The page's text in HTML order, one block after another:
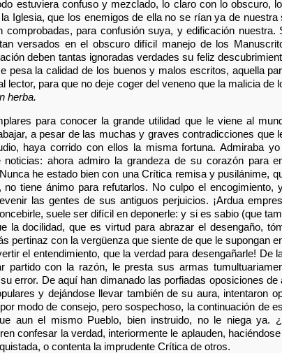
estuviera confuso y mezclado, lo claro con lo obscuro,
Iglesia, que los enemigos de ella no se rían ya de
comprobadas, para confusión suya, y edificación
versados en el obscuro difícil manejo de los
deben tantas ignoradas verdades su feliz
pesa la calidad de los buenos y malos escritos, aquella
lector, para que no deje coger del veneno que la malicia de
herba.
para conocer la grande utilidad que le viene al
a pesar de las muchas y graves contradicciones
haya corrido con ellos la misma fortuna. Admiraba
noticias: ahora admiro la grandeza de su corazón para
he estado bien con una Crítica remisa y pusilánime,
tiene ánimo para refutarlos. No culpo el encogimiento,
las gentes de sus antiguos perjuicios. ¡Ardua
suele ser difícil en deponerle: y si es sabio (que
la docilidad, que es virtud para abrazar el desengaño,
pertinaz con la vergüenza que siente de que le supongan
el entendimiento, que la verdad para desengañarle! De
partido con la razón, le presta sus armas
error. De aquí han dimanado las porfiadas oposiciones
y dejándose llevar también de su aura, intentaron
modo de consejo, pero sospechoso, la continuación de
aun el mismo Pueblo, bien instruido, no le niega ya.
confesar la verdad, interiormente le aplauden,
o contenta la imprudente Crítica de otros.